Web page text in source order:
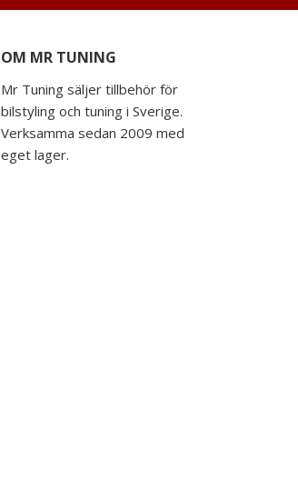
OM MR TUNING
Mr Tuning säljer tillbehör för
bilstyling och tuning i Sverige.
Verksamma sedan 2009 med
eget lager.